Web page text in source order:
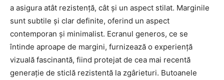
a asigura atât rezistență, cât și un aspect stilat. Marginile
sunt subtile și clar definite, oferind un aspect
contemporan și minimalist. Ecranul generos, ce se
întinde aproape de margini, furnizează o experiență
vizuală fascinantă, fiind protejat de cea mai recentă
generație de sticlă rezistentă la zgârieturi. Butoanele